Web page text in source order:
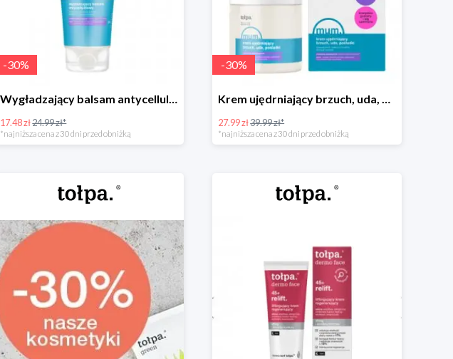
-30%
Wygładzający balsam antycellulitowy mum.
17.48 zł24.99 zł*
*najniższa cena z 30 dni przed obniżką
-30%
Krem ujędrniający brzuch, uda, pośladki mum.
27.99 zł39.99 zł*
*najniższa cena z 30 dni przed obniżką